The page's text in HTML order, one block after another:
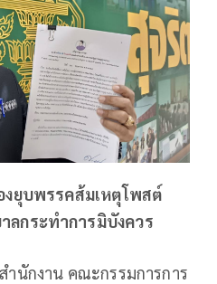
ยุบพรรคส้มเหตุโพสต์
ลกระทำการมิบังควร
นักงาน คณะกรรมการการ